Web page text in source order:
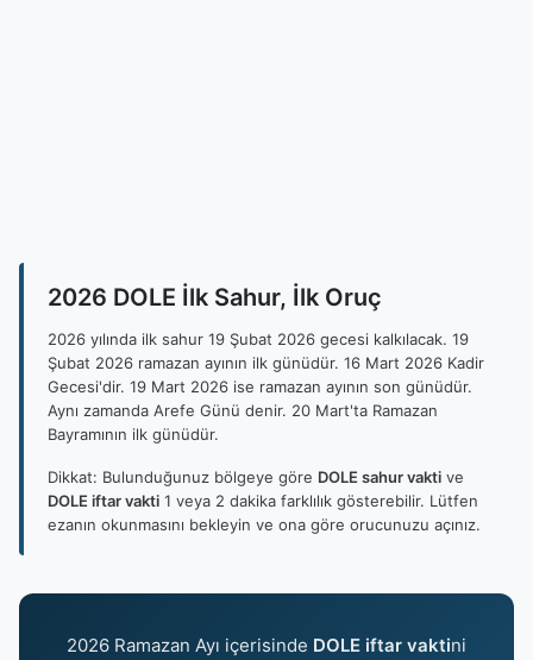
2026 DOLE İlk Sahur, İlk Oruç
2026 yılında ilk sahur 19 Şubat 2026 gecesi kalkılacak. 19
Şubat 2026 ramazan ayının ilk günüdür. 16 Mart 2026 Kadir
Gecesi'dir. 19 Mart 2026 ise ramazan ayının son günüdür.
Aynı zamanda Arefe Günü denir. 20 Mart'ta Ramazan
Bayramının ilk günüdür.
Dikkat: Bulunduğunuz bölgeye göre DOLE sahur vakti ve
DOLE iftar vakti 1 veya 2 dakika farklılık gösterebilir. Lütfen
ezanın okunmasını bekleyin ve ona göre orucunuzu açınız.
2026 Ramazan Ayı içerisinde DOLE iftar vaktini